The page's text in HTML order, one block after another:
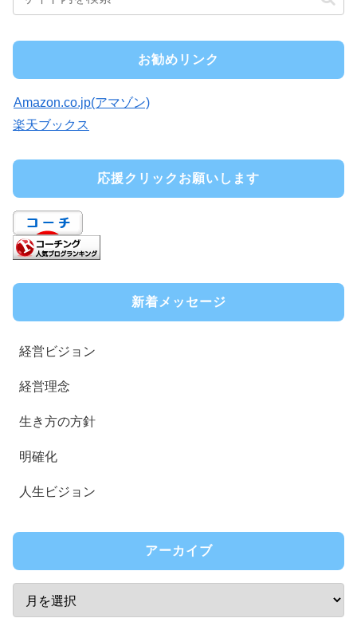
お勧めリンク
Amazon.co.jp(アマゾン)
楽天ブックス
応援クリックお願いします
新着メッセージ
経営ビジョン
経営理念
生き方の方針
明確化
人生ビジョン
アーカイブ